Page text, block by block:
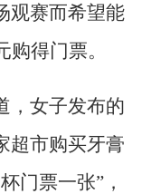
观赛而希望能
得门票。
，女子发布的
超市购买牙膏
门票一张”，